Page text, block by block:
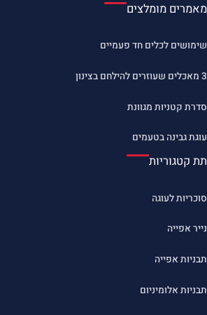
מאמרים מומלצים
שימושים לכלים חד פעמיים
3 מאכלים שעוזרים להילחם בצינון
סדרת קטניות מגוונת
עוגת גבינה בטעמים
תת קטגוריות
סוכריות לעוגה
נייר אפייה
תבניות אפייה
תבניות אלומיניום